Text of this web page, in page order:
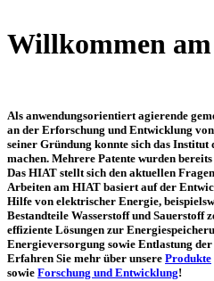
Willkommen
Als anwendungsorientiert agierende
an der Erforschung und Entwicklung
seiner Gründung konnte sich das
machen. Mehrere Patente wurden
Das HIAT stellt sich den aktuellen
Arbeiten am HIAT basiert auf der
Hilfe von elektrischer Energie,
Bestandteile Wasserstoff und Sauerstoff
effiziente Lösungen zur
Energieversorgung sowie Entlastung der
Erfahren Sie mehr über unsere Produkte
sowie Forschung und Entwicklung!